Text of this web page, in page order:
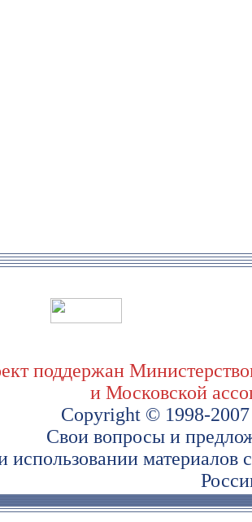
поддержан
и Московской
Copyright © 1998-
Свои вопросы и
использовании